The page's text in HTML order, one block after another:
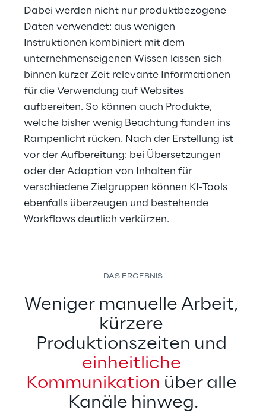
Dabei werden nicht nur produktbezogene
Daten verwendet: aus wenigen
Instruktionen kombiniert mit dem
unternehmenseigenen Wissen lassen sich
binnen kurzer Zeit relevante Informationen
für die Verwendung auf Websites
aufbereiten. So können auch Produkte,
welche bisher wenig Beachtung fanden ins
Rampenlicht rücken. Nach der Erstellung ist
vor der Aufbereitung: bei Übersetzungen
oder der Adaption von Inhalten für
verschiedene Zielgruppen können KI-Tools
ebenfalls überzeugen und bestehende
Workflows deutlich verkürzen.
DAS ERGEBNIS
Weniger manuelle Arbeit,
kürzere
Produktionszeiten und
einheitliche
Kommunikation über alle
Kanäle hinweg.